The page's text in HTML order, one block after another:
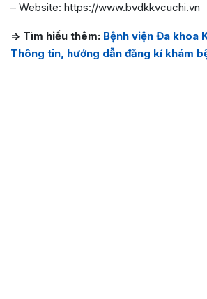
– Website: https://www.bvdkkvcuchi.vn
=> Tìm hiểu thêm: Bệnh viện Đa khoa
Thông tin, hướng dẫn đăng kí khám